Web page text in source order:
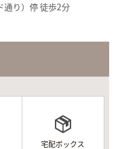
通り）停 徒歩2分
宅配ボックス